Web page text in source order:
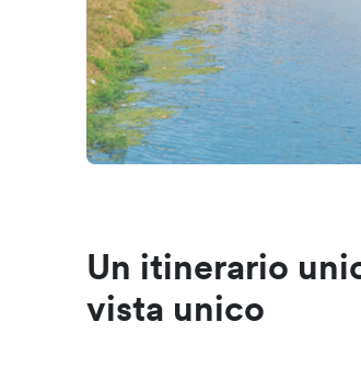
Un itinerario
vista unico